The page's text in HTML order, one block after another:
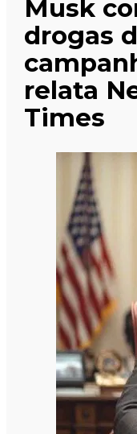
Musk
drogas
relata
Times